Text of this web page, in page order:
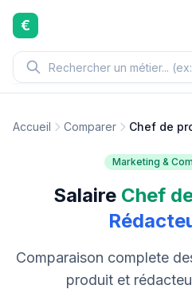
Aller au contenu principal
€
Accueil Comparer Chef de
Marketing &
Salaire Chef
Comparaison complete
produit et